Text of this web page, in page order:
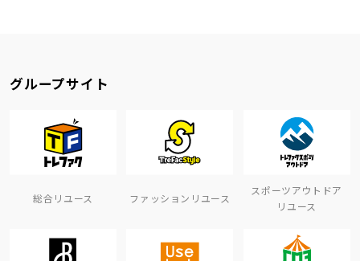
グループサイト
総合リユース ファッションリユース
スポーツアウトドア
リユース